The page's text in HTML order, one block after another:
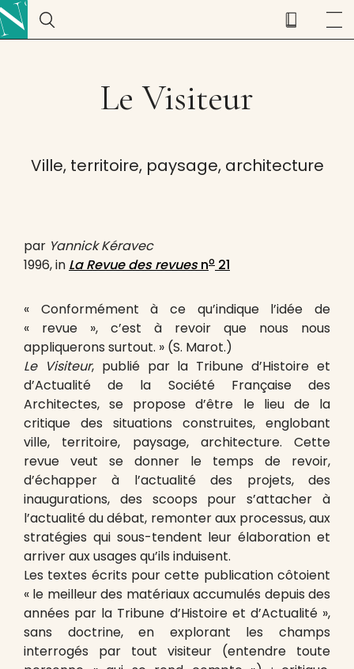
Le Visiteur
Ville, territoire, paysage, architecture
par Yannick Kéravec
1996, in La Revue des revuesno 21
« Conformément à ce qu’indique l’idée de
« revue », c’est à revoir que nous nous
appliquerons surtout. » (S. Marot.)
Le Visiteur, publié par la Tribune d’Histoire et
d’Actualité de la Société Française des
Architectes, se propose d’être le lieu de la
critique des situations construites, englobant
ville, territoire, paysage, architecture. Cette
revue veut se donner le temps de revoir,
d’échapper à l’actualité des projets, des
inaugurations, des scoops pour s’attacher à
l’actualité du débat, remonter aux processus, aux
stratégies qui sous-tendent leur élaboration et
arriver aux usages qu’ils induisent.
Les textes écrits pour cette publication côtoient
« le meilleur des matériaux accumulés depuis des
années par la Tribune d’Histoire et d’Actualité »,
sans doctrine, en explorant les champs
interrogés par tout visiteur (entendre toute